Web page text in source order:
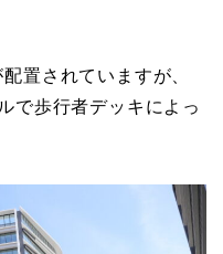
置されていますが、
で歩行者デッキによっ